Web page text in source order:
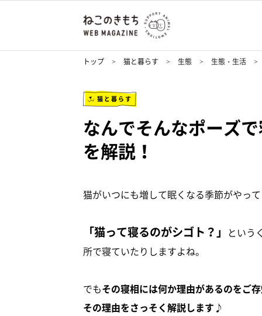
トップ 猫と暮らす 生態 生態・生活
猫と暮らす
なんでそんなポーズ
を解説！
猫がいつにも増して眠くなる季節がやっ
「猫って寝るのがシゴト？」
という
所で寝ていたりしますよね。
でもその寝相には何か理由があるのをご
その理由をさっそく解説します♪